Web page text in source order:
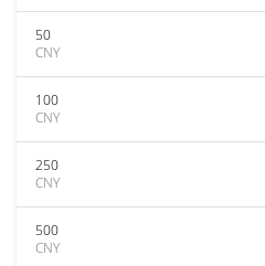
50
CNY
100
CNY
250
CNY
500
CNY